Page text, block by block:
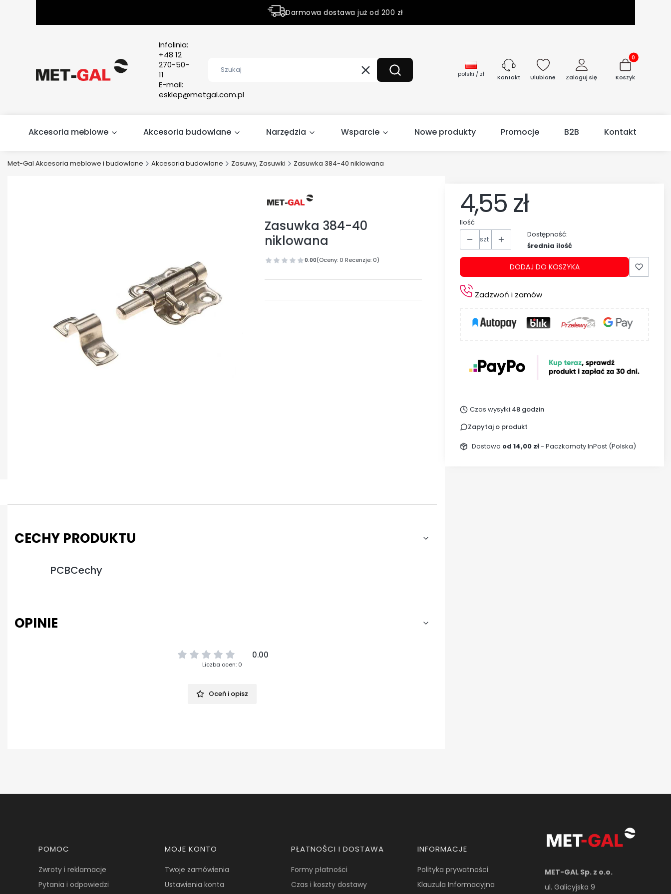
Darmowa dostawa już od 200 zł
Infolinia:
+48 12
270-50-
11
E-mail:
esklep@metgal.com.pl
WyczyśćSzukaj polski / zł Kontakt Ulubione Zaloguj się
Produkty w
Koszyk
Akcesoria meblowe Akcesoria budowlane Narzędzia Wsparcie Nowe produkty Promocje B2B Kontakt
Met-Gal Akcesoria meblowe i budowlane Akcesoria budowlane Zasuwy, Zasuwki Zasuwka 384-40 niklowana
Zasuwka 384-40
niklowana
0.00(Oceny: 0 Recenzje: 0)
CECHY PRODUKTU
PCBCechy
OPINIE
0.00
Liczba ocen: 0
Oceń i opisz
4,55 zł
Ilość
szt
Dostępność:
średnia ilość
DODAJ DO KOSZYKA
Zadzwoń i zamów
Czas wysyłki:48 godzin
Zapytaj o produkt
Dostawa od 14,00 zł- Paczkomaty InPost (Polska)
Linki w stopce
POMOC
Zwroty i reklamacje
Pytania i odpowiedzi
MOJE KONTO
Twoje zamówienia
Ustawienia konta
PŁATNOŚCI I DOSTAWA
Formy płatności
Czas i koszty dostawy
INFORMACJE
Polityka prywatności
Klauzula Informacyjna
MET-GAL Sp. z o.o.
ul. Galicyjska 9